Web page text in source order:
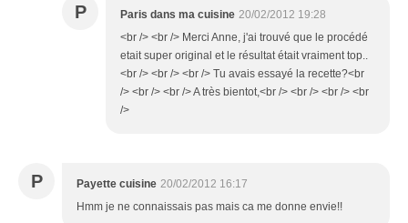
P Paris dans ma cuisine 20/02/2012 19:28
<br /> <br /> Merci Anne, j'ai trouvé que le procédé
etait super original et le résultat était vraiment top..
<br /> <br /> <br /> Tu avais essayé la recette?<br
/> <br /> <br /> A très bientot,<br /> <br /> <br /> <br
/>
P Payette cuisine 20/02/2012 16:17
Hmm je ne connaissais pas mais ca me donne envie!!